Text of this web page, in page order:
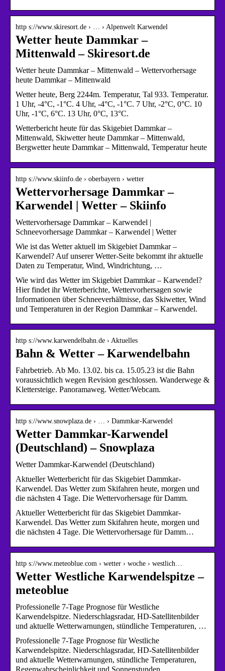
http s://www.skiresort.de › … › Alpenwelt Karwendel
Wetter heute Dammkar –
Mittenwald – Skiresort.de
Wetter heute Dammkar – Mittenwald – Wettervorhersage
heute Dammkar – Mittenwald
Wetter heute, Berg 2244m. Temperatur, Tal 933. Temperatur.
1 Uhr, -4°C, -1°C. 4 Uhr, -4°C, -1°C. 7 Uhr, -2°C, 0°C. 10
Uhr, -1°C, 6°C. 13 Uhr, 0°C, 13°C.
Wetterbericht heute für das Skigebiet Dammkar –
Mittenwald, Skiwetter heute Dammkar – Mittenwald,
Bergwetter heute Dammkar – Mittenwald, Temperatur heute
http s://www.skiinfo.de › oberbayern › wetter
Wettervorhersage Dammkar –
Karwendel | Wetter – Skiinfo
Wettervorhersage Dammkar – Karwendel |
Schneevorhersage Dammkar – Karwendel | Wetter
Wie ist das Wetter aktuell im Skigebiet Dammkar –
Karwendel? Auf unserer Wetter-Seite bekommt ihr aktuelle
Daten zu Temperatur, Wind, Windrichtung, …
Wie wird das Wetter im Skigebiet Dammkar – Karwendel?
Hier findet ihr Wetterberichte, Wettervorhersagen sowie
Informationen über Schneeverhältnisse, das Skiwetter, Wind
und Temperaturen in der Region Dammkar – Karwendel.
http s://www.karwendelbahn.de › Aktuelles
Bahn & Wetter – Karwendelbahn
Fahrbetrieb. Ab Mo. 13.02. bis ca. 15.05.23 ist die Bahn
voraussichtlich wegen Revision geschlossen. Wanderwege &
Klettersteige. Panoramaweg. Wetter/Webcam.
http s://www.snowplaza.de › … › Dammkar-Karwendel
Wetter Dammkar-Karwendel
(Deutschland) – Snowplaza
Wetter Dammkar-Karwendel (Deutschland)
Aktueller Wetterbericht für das Skigebiet Dammkar-
Karwendel. Das Wetter zum Skifahren heute, morgen und
die nächsten 4 Tage. Die Wettervorhersage für Damm.
Aktueller Wetterbericht für das Skigebiet Dammkar-
Karwendel. Das Wetter zum Skifahren heute, morgen und
die nächsten 4 Tage. Die Wettervorhersage für Damm…
http s://www.meteoblue.com › wetter › woche › westlich…
Wetter Westliche Karwendelspitze –
meteoblue
Professionelle 7-Tage Prognose für Westliche
Karwendelspitze. Niederschlagsradar, HD-Satellitenbilder
und aktuelle Wetterwarnungen, stündliche Temperaturen, …
Professionelle 7-Tage Prognose für Westliche
Karwendelspitze. Niederschlagsradar, HD-Satellitenbilder
und aktuelle Wetterwarnungen, stündliche Temperaturen,
Regenwahrscheinlichkeit und Sonnenstunden.